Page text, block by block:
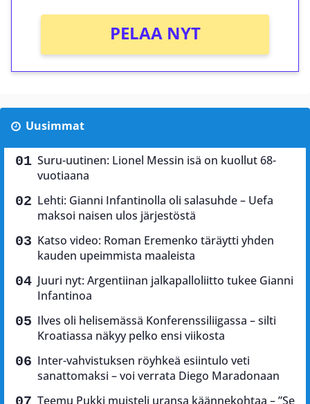
PELAA NYT
Uusimmat
Suru-uutinen: Lionel Messin isä on kuollut 68-
vuotiaana
Lehti: Gianni Infantinolla oli salasuhde – Uefa
maksoi naisen ulos järjestöstä
Katso video: Roman Eremenko täräytti yhden
kauden upeimmista maaleista
Juuri nyt: Argentiinan jalkapalloliitto tukee Gianni
Infantinoa
Ilves oli helisemässä Konferenssiliigassa – silti
Kroatiassa näkyy pelko ensi viikosta
Inter-vahvistuksen röyhkeä esiintulo veti
sanattomaksi – voi verrata Diego Maradonaan
Teemu Pukki muisteli uransa käännekohtaa – ”Se